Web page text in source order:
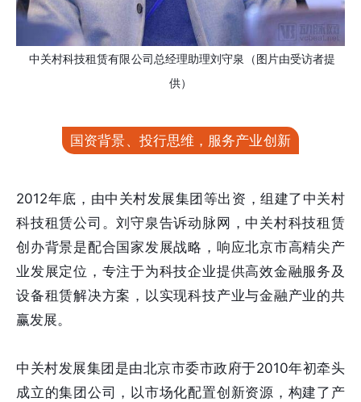
中关村科技租赁有限公司总经理助理刘守泉（图片由受访者提
供）
国资背景、投行思维，服务产业创新
2012年底，由中关村发展集团等出资，组建了中关村
科技租赁公司。刘守泉告诉动脉网，中关村科技租赁
创办背景是配合国家发展战略，响应北京市高精尖产
业发展定位，专注于为科技企业提供高效金融服务及
设备租赁解决方案，以实现科技产业与金融产业的共
赢发展。
中关村发展集团是由北京市委市政府于2010年初牵头
成立的集团公司，以市场化配置创新资源，构建了产